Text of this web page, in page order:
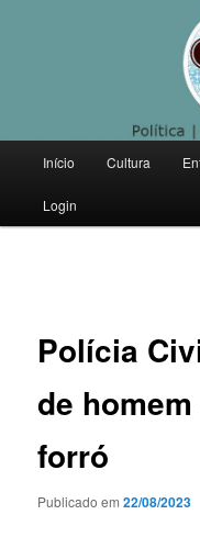
Politica | Esportes |
principal
Pular
para
principal
Início Cultura
Login
Polícia
de
forró
Publicado em22/08/2023